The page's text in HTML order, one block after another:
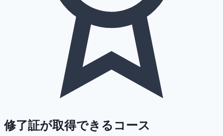
修了証が取得できるコース